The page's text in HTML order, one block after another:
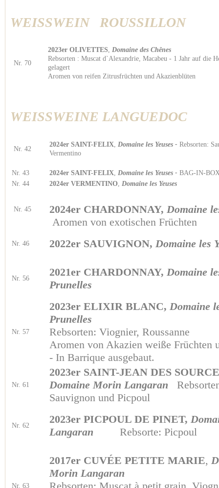
WEISSWEIN ROUSSILLON
Nr. 70
2023er OLIVETTES, Domaine des Chênes
Rebsorten : Muscat d`Alexandrie, Macabeu - 1 Jahr auf die
gelagert
Aromen von reifen Zitrusfrüchten und Akazienblüten
WEISSWEINE LANGUEDOC
Nr. 42
2024er SAINT-FELIX, Domaine les Yeuses - Rebsorten:
Vermentino
Nr. 43 2024er SAINT-FELIX, Domaine les Yeuses - BAG-IN-
Nr. 44
2024er VERMENTINO, Domaine les Yeuses
Nr. 45 2024er CHARDONNAY, Domaine
Aromen von exotischen Früchten
Nr. 46 2022er SAUVIGNON, Domaine les
Nr. 56
2021er CHARDONNAY, Domaine
Prunelles
Nr. 57
2023er ELIXIR BLANC, Domaine
Prunelles
Rebsorten: Viognier, Roussanne
Aromen von Akazien weiße Früchten
- In Barrique ausgebaut.
Nr. 61
2023er SAINT-JEAN DES
Domaine Morin Langaran
Sauvignon und Picpoul
Nr. 62
2023er PICPOUL DE PINET,
Langaran Rebsorte: Picpoul
Nr. 63
2017er CUVÉE PETITE MARIE,
Morin Langaran